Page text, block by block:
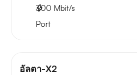
300 Mbit/s
Port
อัลตา-X2